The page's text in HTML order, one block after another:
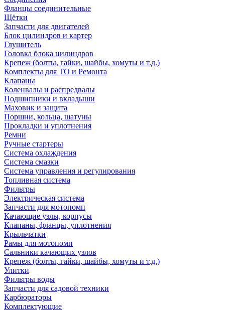
Фланцы соединительные
Щётки
Запчасти для двигателей
Блок цилиндров и картер
Глушитель
Головка блока цилиндров
Крепеж (болты, гайки, шайбы, хомуты и т.д.)
Комплекты для ТО и Ремонта
Клапаны
Коленвалы и распредвалы
Подшипники и вкладыши
Маховик и защита
Поршни, кольца, шатуны
Прокладки и уплотнения
Ремни
Ручные стартеры
Система охлаждения
Система смазки
Система управления и регулирования
Топливная система
Фильтры
Электрическая система
Запчасти для мотопомп
Качающие узлы, корпусы
Клапаны, фланцы, уплотнения
Крыльчатки
Рамы для мотопомп
Сальники качающих узлов
Крепеж (болты, гайки, шайбы, хомуты и т.д.)
Улитки
Фильтры воды
Запчасти для садовой техники
Карбюраторы
Комплектующие